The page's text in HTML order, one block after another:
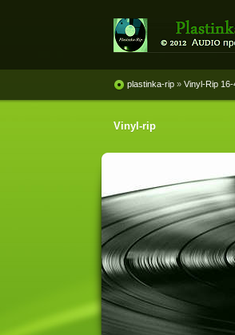
винила и
plastinka-rip » Vinyl-Rip
Vinyl-rip